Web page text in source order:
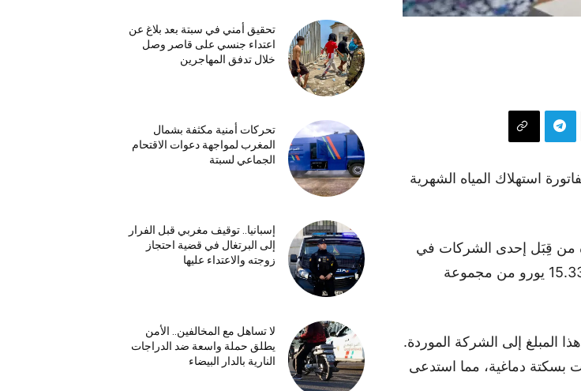
تحقيق أمني في سبتة بعد بلاغ عن
اعتداء جنسي على قاصر وصل
خلال تدفق المهاجرين
تحركات أمنية مكثفة بشمال
المغرب لمواجهة دعوات الاقتحام
الجماعي لسبتة
إسبانيا.. توقيف مغربي قبل الفرار
إلى البرتغال في قضية احتجاز
زوجته والاعتداء عليها
لا تساهل مع المخالفين.. الأمن
يطلق حملة واسعة ضد الدراجات
النارية بالدار البيضاء
دماغية نتيجة لفاتورة استهلاك المياه الشهرية
من قِبَل إحدى الشركات في
كامبوروسو، بإقليم إمبيريا الإيطالية. وتلقت المرأة فاتورة بقيمة 15.339 يورو من مجموعة
المبلغ إلى الشركة الموردة.
بسكتة دماغية، مما استدعى